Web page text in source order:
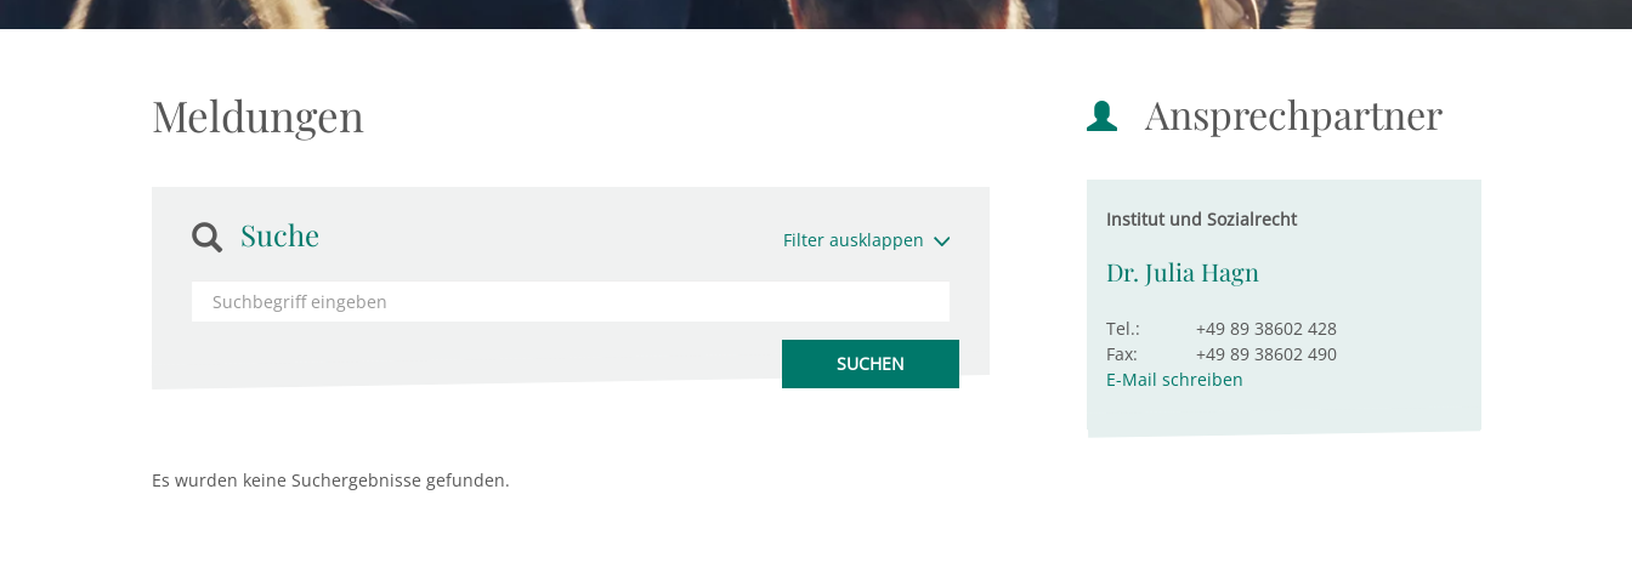
Meldungen
Suche Filter ausklappen
Es wurden keine Suchergebnisse gefunden.
Ansprechpartner
Institut und Sozialrecht
Dr. Julia Hagn
Tel.:
+49 89 38602 428
Fax:
+49 89 38602 490
E-Mail schreiben